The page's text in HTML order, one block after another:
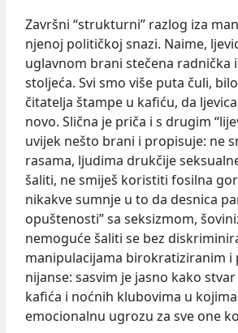
Završni “strukturni” razlog iza
njenoj političkoj snazi. Naime,
uglavnom brani stečena radnička
stoljeća. Svi smo više puta čuli,
čitatelja štampe u kafiću, da
novo. Slična je priča i s drugim
uvijek nešto brani i propisuje: ne
rasama, ljudima drukčije
šaliti, ne smiješ koristiti fosilna
nikakve sumnje u to da desnica
opuštenosti” sa seksizmom,
nemoguće šaliti se bez
manipulacijama birokratiziranim
nijanse: sasvim je jasno kako
kafića i noćnih klubovima u
emocionalnu ugrozu za sve one